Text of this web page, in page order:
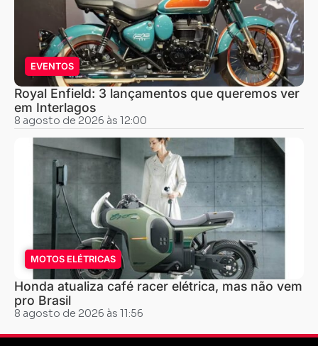
EVENTOS
Royal Enfield: 3 lançamentos que queremos ver
em Interlagos
8 agosto de 2026 às 12:00
MOTOS ELÉTRICAS
Honda atualiza café racer elétrica, mas não vem
pro Brasil
8 agosto de 2026 às 11:56